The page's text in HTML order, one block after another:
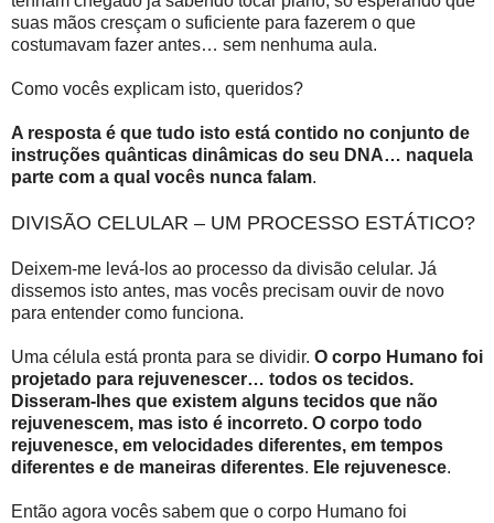
suas mãos cresçam o suficiente para fazerem o que
costumavam fazer antes… sem nenhuma aula.
Como vocês explicam isto, queridos?
A resposta é que tudo isto está contido no conjunto de
instruções quânticas dinâmicas do seu DNA… naquela
parte com a qual vocês nunca falam.
DIVISÃO CELULAR – UM PROCESSO ESTÁTICO?
Deixem-me levá-los ao processo da divisão celular. Já
dissemos isto antes, mas vocês precisam ouvir de novo
para entender como funciona.
Uma célula está pronta para se dividir. O corpo Humano foi
projetado para rejuvenescer… todos os tecidos.
Disseram-lhes que existem alguns tecidos que não
rejuvenescem, mas isto é incorreto. O corpo todo
rejuvenesce, em velocidades diferentes, em tempos
diferentes e de maneiras diferentes. Ele rejuvenesce.
Então agora vocês sabem que o corpo Humano foi